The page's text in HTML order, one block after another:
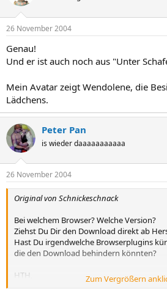
26 November 2004
Genau!
Und er ist auch noch aus "Unter
Mein Avatar zeigt Wendolene, die
Lädchens.
Peter Pan
is wieder daaaaaaaaaaa
26 November 2004
Original von Schnickeschnack
Bei welchem Browser? Welche Version?
Ziehst Du Dir den Download direkt ab
Hast Du irgendwelche Browserplugins
die den Download behindern könnten?
HTH,
Schnickeschnack
Zum Vergrößern